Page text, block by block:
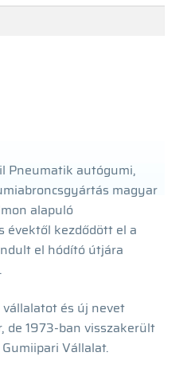
Pneumatik autógumi,
magyar
alapuló
évektől kezdődött el a
el hódító útjára
és új nevet
1973-ban visszakerült
Vállalat.